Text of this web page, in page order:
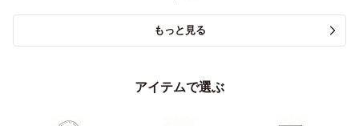
もっと見る
アイテムで選ぶ